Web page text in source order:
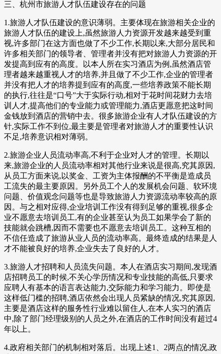
三、杭州市旅游人才队伍建设存在的问题
1.旅游人才队伍建设的意识薄弱。主要体现在旅游相关企业的
旅游人才队伍的建设上,虽然旅游人力资源开发越来越受到重
视,许多部门在这方面也做了不少工作,长期以来,大部分居民和
许多相关部门的领导者、管理者并没有把对旅游人力资源的开
发提高到应有的高度。以本人所在实习酒店为例,虽然酒店管
理者越来越重视人才的培养,并且做了不少工作,企业的管理者
并没有把人才的培养提到应有的高度,一些培养政策不能长期
的执行,往往是“口号”大于实际行动,相对于花时间花财力去培
训人才,提高他们的专业能力或管理能力,酒店更愿意把这时间
金钱放到酒店的营销中去。很多旅游企业有人才队伍建设的方
针,实际工作不到位,最主要是管理者对旅游人才的重要性认识
不足,培养意识相对薄弱。
2.旅游企业人员流动率高,不利于企业对人才的管理。长期以
来,旅游企业的人员流动率相对其他行业来说是很高,究其原因,
从员工方面来说,以奖金、工资为主体报酬的不平衡是造成员
工流失的最主要原因。另外员工个人的发展机会问题、软环境
问题、价值观念问题等也是导致旅游人力资源流动率较高的原
因。与之相对应得,企业培训工作没有得到足够的重视,很多企
业不愿意去培训员工,有的企业甚至认为员工如果学会了新的
技能就会跳槽,因而不需要也不愿意去培训员工。这种互相的
不信任造成了旅游从业人员的流动率高。最终造成的结果是人
才不能被良好的培养,企业失去了良好的人才。
3.旅游人才招聘和人员流失问题。本人在酒店实习期间,发现酒
店招聘员工的时候,不关心学历情况和专业技能的高低,只要求
应聘人有基本的语言表达能力,交际能力和学习能力。即使是
这样低门槛的招聘,酒店依然会出现人员紧缺的情况,究其原因,
主要是酒店这样的服务性行业难以留住人,在本人实习的酒店
中,除了部门经理级别的人员之外,在酒店的工作时间没有超过4
年以上。
4.政府相关部门的机制相对落后。出现上述1、2两点的情况,政